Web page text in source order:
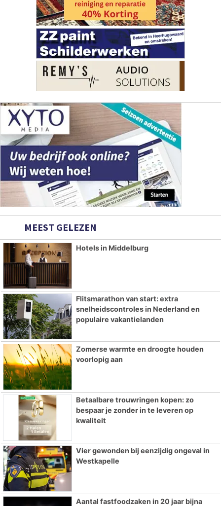
MEEST GELEZEN
Hotels in Middelburg
Flitsmarathon van start: extra
snelheidscontroles in Nederland en
populaire vakantielanden
Zomerse warmte en droogte houden
voorlopig aan
Betaalbare trouwringen kopen: zo
bespaar je zonder in te leveren op
kwaliteit
Vier gewonden bij eenzijdig ongeval in
Westkapelle
Aantal fastfoodzaken in 20 jaar bijna